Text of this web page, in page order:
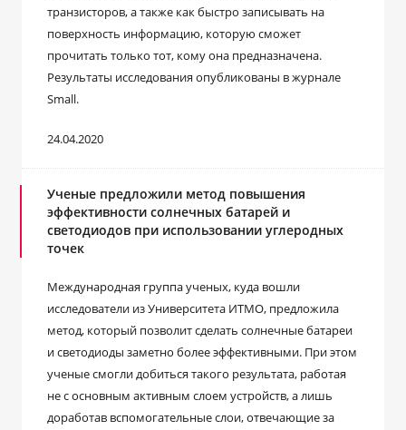
транзисторов, а также как быстро записывать на
поверхность информацию, которую сможет
прочитать только тот, кому она предназначена.
Результаты исследования опубликованы в журнале
Small.
24.04.2020
Ученые предложили метод повышения
эффективности солнечных батарей и
светодиодов при использовании углеродных
точек
Международная группа ученых, куда вошли
исследователи из Университета ИТМО, предложила
метод, который позволит сделать солнечные батареи
и светодиоды заметно более эффективными. При этом
ученые смогли добиться такого результата, работая
не с основным активным слоем устройств, а лишь
доработав вспомогательные слои, отвечающие за